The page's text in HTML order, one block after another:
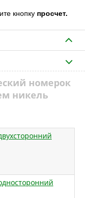
кнопку просчет.
номерок
никель